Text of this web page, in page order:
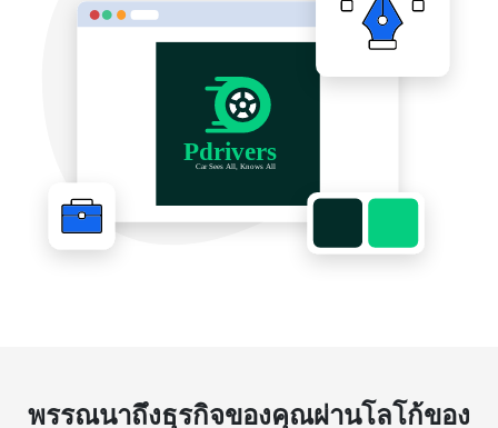
พรรณนาถึงธุรกิจของคุณผ่านโลโก้ของ